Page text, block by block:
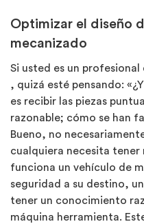
Optimizar el diseño
mecanizado
Si usted es un profesional
, quizá esté pensando:
es recibir las piezas
razonable; cómo se han
Bueno, no
cualquiera necesita tener
funciona un vehículo de
seguridad a su destino,
tener un conocimiento
máquina herramienta.